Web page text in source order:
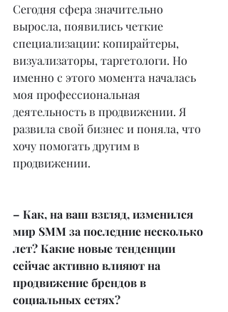
Сегодня сфера значительно
выросла, появились четкие
специализации: копирайтеры,
визуализаторы, таргетологи. Но
именно с этого момента началась
моя профессиональная
деятельность в продвижении. Я
развила свой бизнес и поняла, что
хочу помогать другим в
продвижении.
– Как, на ваш взгляд, изменился
мир SMM за последние несколько
лет? Какие новые тенденции
сейчас активно влияют на
продвижение брендов в
социальных сетях?